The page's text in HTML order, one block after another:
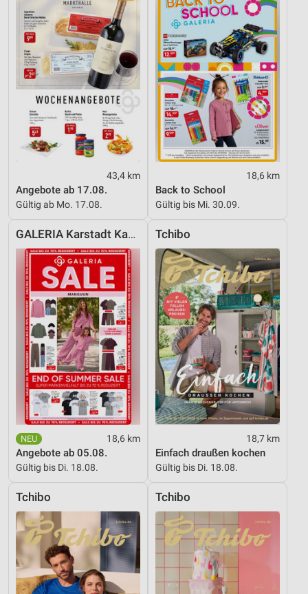
43,4 km
Angebote ab 17.08.
Gültig ab Mo. 17.08.
18,6 km
Back to School
Gültig bis Mi. 30.09.
GALERIA Karstadt Kaufhof
18,6 km
Angebote ab 05.08.
Gültig bis Di. 18.08.
Tchibo
18,7 km
Einfach draußen kochen
Gültig bis Di. 18.08.
Tchibo Tchibo
Funktional
Werbung